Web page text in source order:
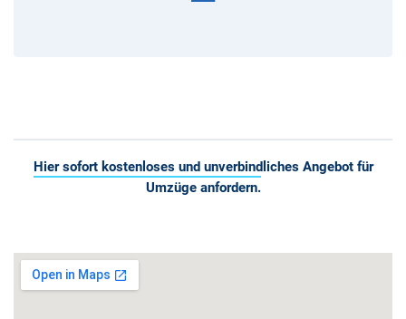
Hier sofort kostenloses und unverbindliches Angebot für
Umzüge anfordern.